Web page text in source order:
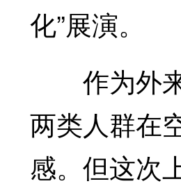
化”展演。
作为外来
两类人群在
感。但这次